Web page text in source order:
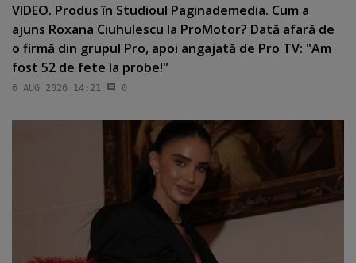
VIDEO. Produs în Studioul Paginademedia. Cum a
ajuns Roxana Ciuhulescu la ProMotor? Dată afară de
o firmă din grupul Pro, apoi angajată de Pro TV: "Am
fost 52 de fete la probe!"
6 AUG 2026 14:21 0